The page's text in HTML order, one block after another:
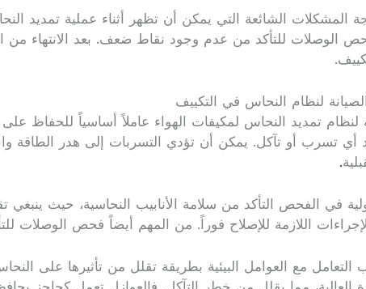
المشكلات الشائعة التي يمكن أن تظهر أثناء عملية تمديد
الوصلات للتأكد من عدم وجود نقاط ضعف. بعد الانتهاء من
لنظام النحاس في التكييف
لنظام تمديد النحاس لمكيفات الهواء عاملاً أساسياً
أي تسرب أو تآكل. يمكن أن تؤدي التسربات إلى هدر الطاقة
.
في الفحص التأكد من سلامة الأنابيب النحاسية، حيث
اللازمة للإصلاح فوراً. من المهم أيضاً فحص
مع العوامل البيئية بطريقة تقلل من تأثيرها على